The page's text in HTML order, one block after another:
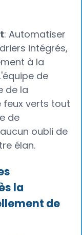
: Automatiser
intégrés,
à la
de
de la
feux verts tout
de
oubli de
élan.
la
de